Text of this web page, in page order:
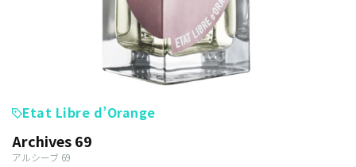
Etat Libre d’Orange
Archives 69
アルシーブ 69